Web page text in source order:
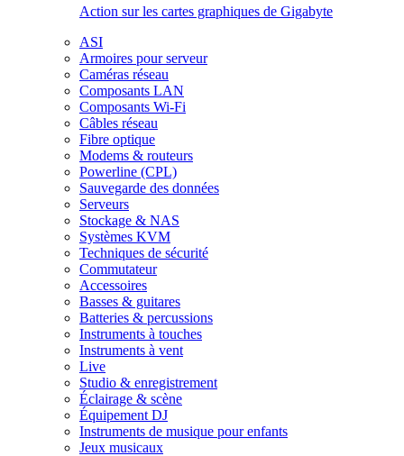
Action sur les cartes graphiques de Gigabyte
ASI
Armoires pour serveur
Caméras réseau
Composants LAN
Composants Wi-Fi
Câbles réseau
Fibre optique
Modems & routeurs
Powerline (CPL)
Sauvegarde des données
Serveurs
Stockage & NAS
Systèmes KVM
Techniques de sécurité
Commutateur
Accessoires
Basses & guitares
Batteries & percussions
Instruments à touches
Instruments à vent
Live
Studio & enregistrement
Éclairage & scène
Équipement DJ
Instruments de musique pour enfants
Jeux musicaux